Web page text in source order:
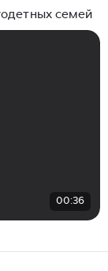
семей
00:36